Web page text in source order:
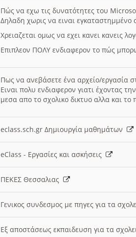
Πώς να εχω τις δυνατότητες του
Δηλαδη χωρις να ειναι εγκαταστημμένο
Χρειαζεται ομως να εχει κανει κανεις
Επιπλεον ΠΟΛΥ ενδιαφερον το πώς
Πως να ανεβάσετε ένα αρχείο/εργασία
Ειναι πολυ ενδιαφερον γιατι έχοντας
μεσα απο το σχολικο δικτυο αλλα και
eclass.sch.gr Δημιουργία μαθημάτων
eClass - Εργασίες και ασκήσεις
ΠΕΚΕΣ Θεσσαλιας
Γενικος συνδεσμος με πηγες για τα
Εξ αποστάσεως εκπαιδευση για τα